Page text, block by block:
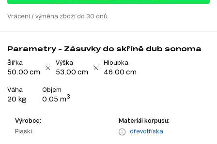
Vrácení / výměna zboží do 30 dnů
Parametry - Zásuvky do skříně dub sonoma
Šířka
50.00 cm
Výška
53.00 cm
Hloubka
46.00 cm
Váha
20 kg
Objem
0.05 m3
Výrobce:
Piaski
Materiál korpusu:
dřevotříska